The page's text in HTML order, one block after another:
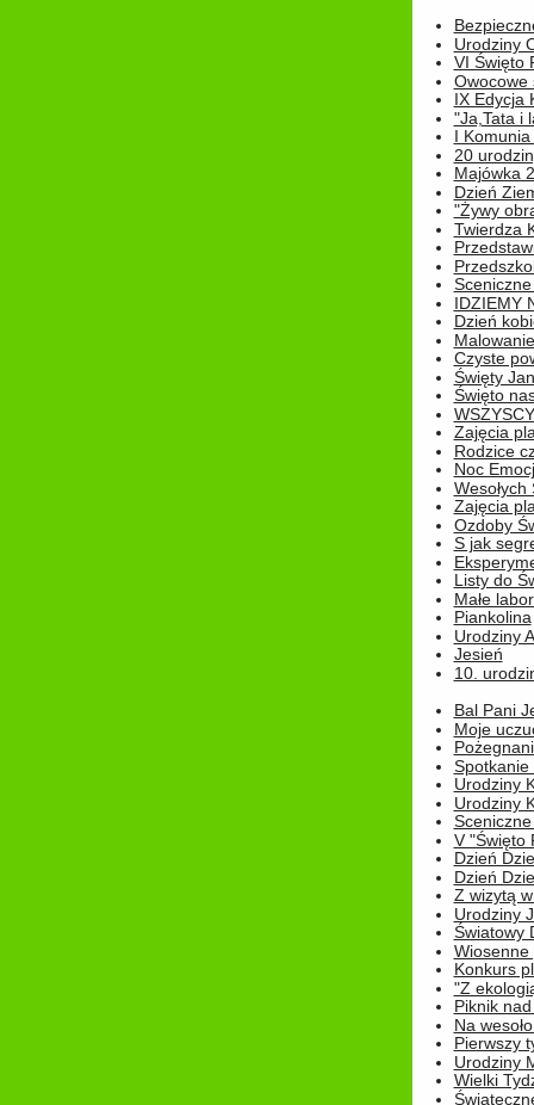
Urodziny
VI Święto
Owocowe
IX Edycja
"Ja,Tata i
I
20
Majówka
Dzień
"Żywy
Twierdza
IDZIEMY
Dzień
Czyste
Święty
Święto
Zajęcia
Rodzice
Noc
Wesołych
Zajęcia
Ozdoby
S jak
Listy do
Małe
Piankolina
Urodziny
Jesień
10.
Bal Pani
Moje
Spotkanie
Urodziny
Urodziny
V "Święto
Dzień
Dzień
Z wizytą
Urodziny
Światowy
Wiosenne
Konkurs
"Z
Piknik
Na
Pierwszy
Urodziny
Wielki